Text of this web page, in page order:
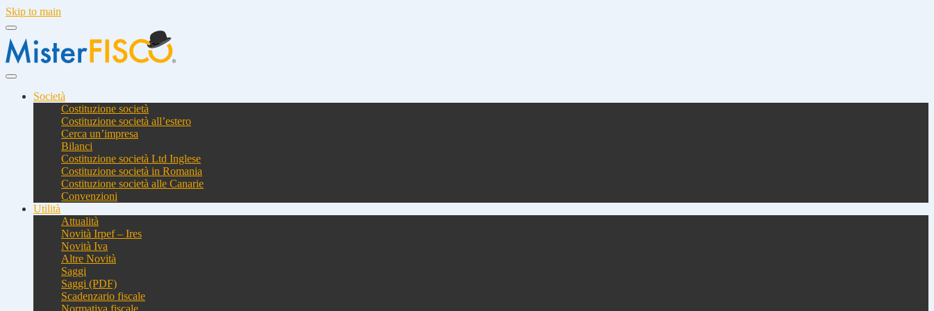
Skip to main
Società
Costituzione società
Costituzione società all’estero
Cerca un’impresa
Bilanci
Costituzione società Ltd Inglese
Costituzione società in Romania
Costituzione società alle Canarie
Convenzioni
Utilità
Attualità
Novità Irpef – Ires
Novità Iva
Altre Novità
Saggi
Saggi (PDF)
Scadenzario fiscale
Normativa fiscale